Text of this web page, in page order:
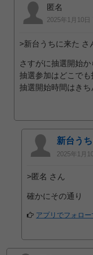
匿名
2025年1月10日
>新台うちに来た さ
さすがに抽選開始
抽選参加はどこでも
抽選開始時間はきち
新台う
2025年1月
>匿名 さん
確かにその通り
アプリでフォロー